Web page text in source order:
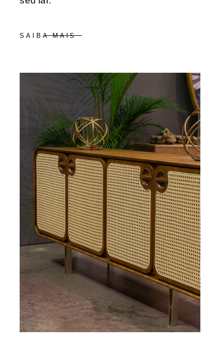
SAIBA MAIS